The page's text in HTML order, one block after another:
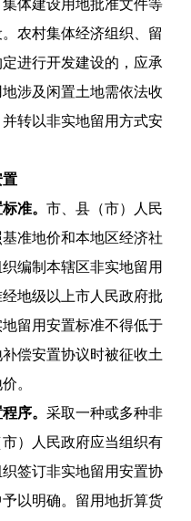
体建设用地批准文件等
农村集体经济组织、留
进行开发建设的，应承
涉及闲置土地需依法收
转以非实地留用方式安
标准。市、县（市）人民
准地价和本地区经济社
编制本辖区非实地留用
地级以上市人民政府批
留用安置标准不得低于
偿安置协议时被征收土
。
程序。采取一种或多种非
）人民政府应当组织有
签订非实地留用安置协
以明确。留用地折算货